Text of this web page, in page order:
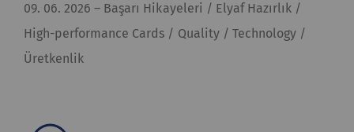
09. 06. 2026– Başarı Hikayeleri / Elyaf Hazırlık /
High-performance Cards / Quality / Technology /
Üretkenlik